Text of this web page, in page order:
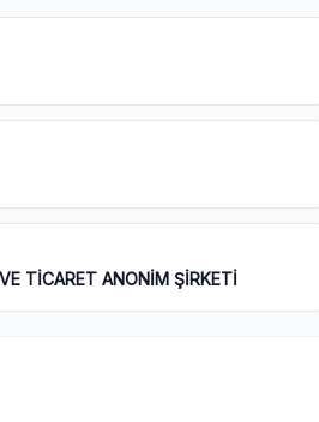
TİCARET ANONİM ŞİRKETİ